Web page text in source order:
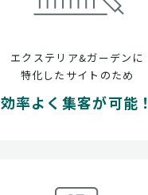
エクステリア&ガーデンに
特化したサイトのため
効率よく集客が可能！